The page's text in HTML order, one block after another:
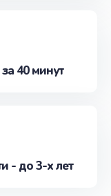
40 минут
- до 3-х лет